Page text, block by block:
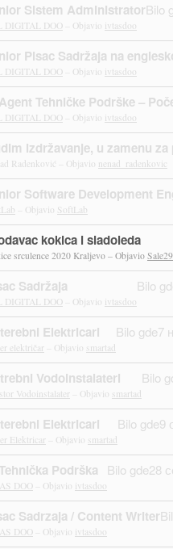
Sistem Administrator
DIGITAL DOO – Objavio ivtasdoo
Bilo
Pisac Sadržaja na
DIGITAL DOO – Objavio ivtasdoo
Tehničke Podrške –
DIGITAL DOO – Objavio ivtasdoo
izdržavanje, u zamenu
Radenković – Objavio nenad_radenkovic
Software Development
– Objavio SoftLab
kokica i sladoleda
srculence 2020 Kraljevo – Objavio
Sadržaja
DIGITAL DOO – Objavio ivtasdoo
Bilo
Elektricari
električar – Objavio smartad
Bilo gde7
Vodoinstalateri
Vodoinstalater – Objavio smartad
Bilo
Elektricari
Elektricar – Objavio smartad
Bilo gde9
Podrška
DOO – Objavio ivtasdoo
Bilo gde28
Sadrzaja / Content Writer
DOO – Objavio ivtasdoo